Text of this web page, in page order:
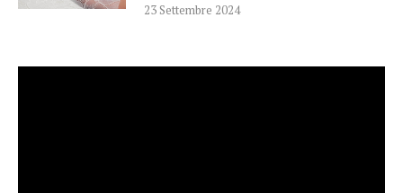
23 Settembre 2024